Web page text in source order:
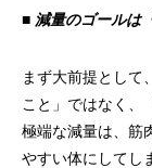
■ 減量のゴールは
まず大前提として
こと」ではなく、
極端な減量は、筋
やすい体にしてし